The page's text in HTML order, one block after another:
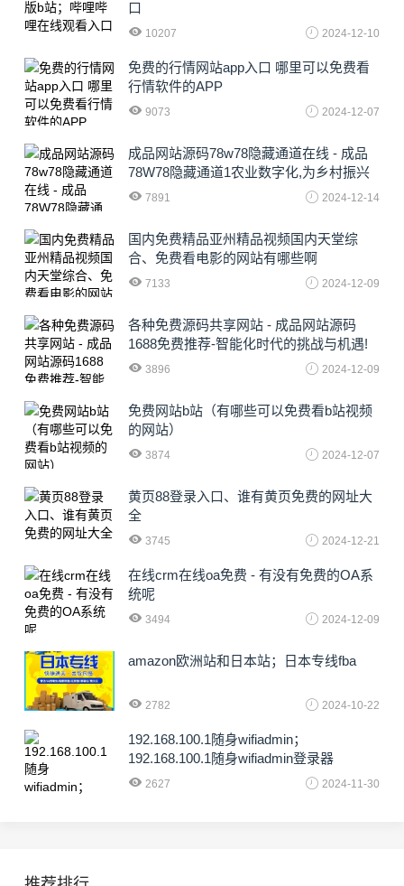
口
10207 2024-12-10
免费的行情网站app入口 哪里可以免费看
行情软件的APP
9073 2024-12-07
成品网站源码78w78隐藏通道在线 - 成品
78W78隐藏通道1农业数字化,为乡村振兴
注入新动力
7891 2024-12-14
国内免费精品亚州精品视频国内天堂综
合、免费看电影的网站有哪些啊
7133 2024-12-09
各种免费源码共享网站 - 成品网站源码
1688免费推荐-智能化时代的挑战与机遇!
3896 2024-12-09
免费网站b站（有哪些可以免费看b站视频
的网站）
3874 2024-12-07
黄页88登录入口、谁有黄页免费的网址大
全
3745 2024-12-21
在线crm在线oa免费 - 有没有免费的OA系
统呢
3494 2024-12-09
amazon欧洲站和日本站；日本专线fba
2782 2024-10-22
192.168.100.1随身wifiadmin；
192.168.100.1随身wifiadmin登录器
2627 2024-11-30